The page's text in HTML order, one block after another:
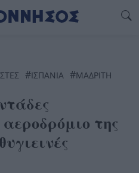
#ΙΣΠΑΝΙΑ #ΜΑΔΡΊΤΗ
της